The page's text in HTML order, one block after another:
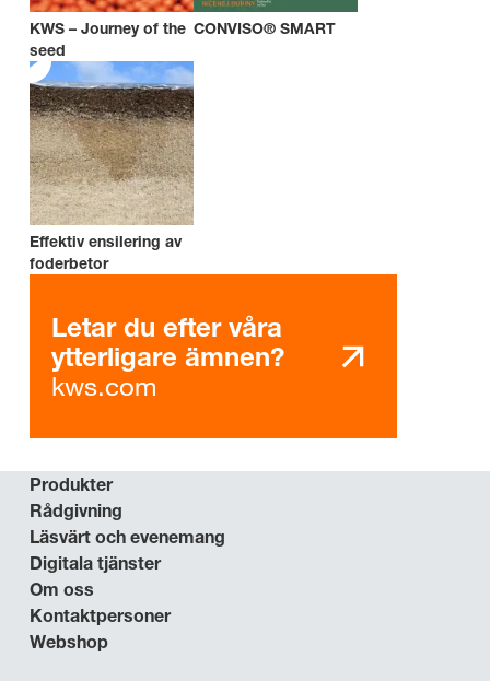
KWS – Journey of the
seed
CONVISO® SMART
Effektiv ensilering av
foderbetor
Letar du efter våra
ytterligare ämnen?
kws.com
Produkter
Rådgivning
Läsvärt och evenemang
Digitala tjänster
Om oss
Kontaktpersoner
Webshop